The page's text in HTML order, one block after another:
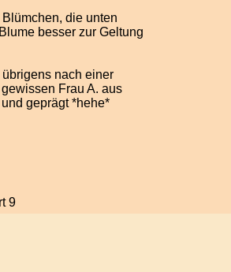
die unten
besser zur Geltung
nach einer
Frau A. aus
geprägt *hehe*
9